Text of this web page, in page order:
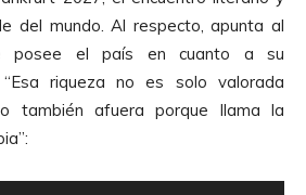
del mundo. Al respecto, apunta al
posee el país en cuanto a su
“Esa riqueza no es solo valorada
también afuera porque llama la